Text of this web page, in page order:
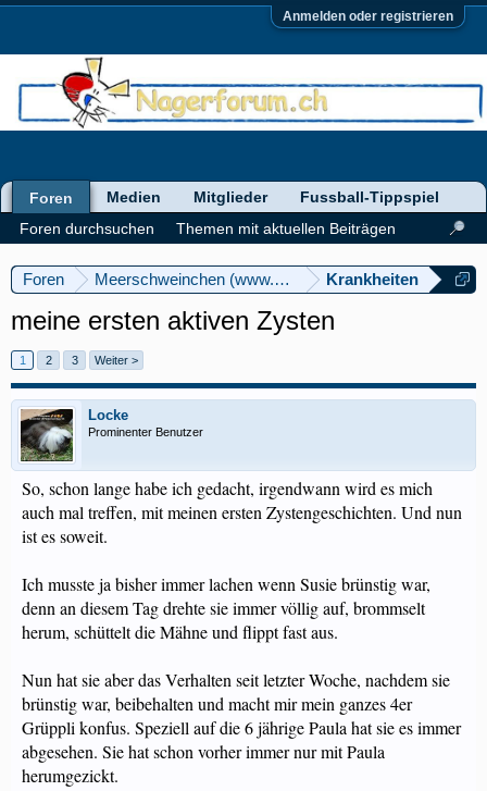
Anmelden oder registrieren
Foren Meerschweinchen (www.meerschweinforum.ch)
Krankheiten
meine ersten aktiven Zysten
1 2 3 Weiter >
Locke
Prominenter Benutzer
So, schon lange habe ich gedacht, irgendwann wird es mich
auch mal treffen, mit meinen ersten Zystengeschichten. Und nun
ist es soweit.
Ich musste ja bisher immer lachen wenn Susie brünstig war,
denn an diesem Tag drehte sie immer völlig auf, brommselt
herum, schüttelt die Mähne und flippt fast aus.
Nun hat sie aber das Verhalten seit letzter Woche, nachdem sie
brünstig war, beibehalten und macht mir mein ganzes 4er
Grüppli konfus. Speziell auf die 6 jährige Paula hat sie es immer
abgesehen. Sie hat schon vorher immer nur mit Paula
herumgezickt.
Foren
Foren durchsuchen
Themen mit aktuellen Beiträgen
Medien Mitglieder Fussball-Tippspiel